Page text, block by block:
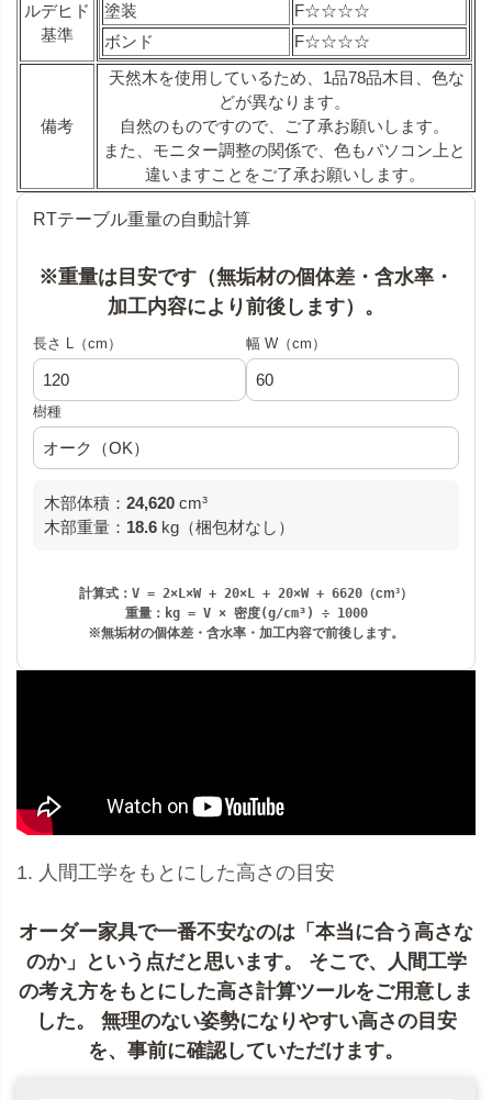
ルデヒド
基準
塗装
F☆☆☆☆
ボンド
F☆☆☆☆
備考
天然木を使用しているため、1品78品木目、色な
どが異なります。
自然のものですので、ご了承お願いします。
また、モニター調整の関係で、色もパソコン上と
違いますことをご了承お願いします。
RTテーブル重量の自動計算
※重量は目安です（無垢材の個体差・含水率・
加工内容により前後します）。
長さ L（cm） 幅 W（cm）
樹種
木部体積： 24,620 cm³
木部重量： 18.6 kg（梱包材なし）
計算式： V = 2×L×W + 20×L + 20×W + 6620 （cm³）
重量： kg = V × 密度(g/cm³) ÷ 1000
※無垢材の個体差・含水率・加工内容で前後します。
1. 人間工学をもとにした高さの目安
オーダー家具で一番不安なのは「本当に合う高さな
のか」という点だと思います。 そこで、人間工学
の考え方をもとにした高さ計算ツールをご用意しま
した。 無理のない姿勢になりやすい高さの目安
を、事前に確認していただけます。